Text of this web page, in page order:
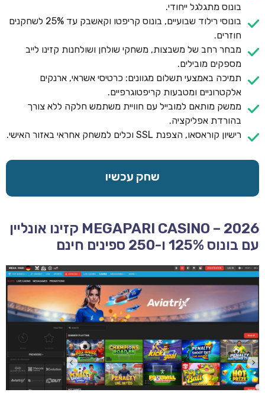
בונוס מתגלגל ייחודי.
בונוסי רילוד שבועיים, בונוס קריפטו וקאשבק עד 25% לשחקנים
חוזרים.
מבחר רחב של משבצות, משחקי שולחן ושולחנות קזינו לייב
מספקים מובילים.
תמיכה באמצעי תשלום מגוונים: כרטיסי אשראי, ארנקים
אלקטרוניים ומטבעות קריפטוגרפיים.
ממשק מותאם למובייל עם חוויית משתמש חלקה ללא צורך
בהורדת אפליקציה.
רישיון קוראסאו, הצפנת SSL וכלים למשחק אחראי באזור האישי.
שחק עכשיו
MEGAPARI CASINO – 2026 קזינו אונליין
עם בונוס 125% ו-250 ספינים חינם